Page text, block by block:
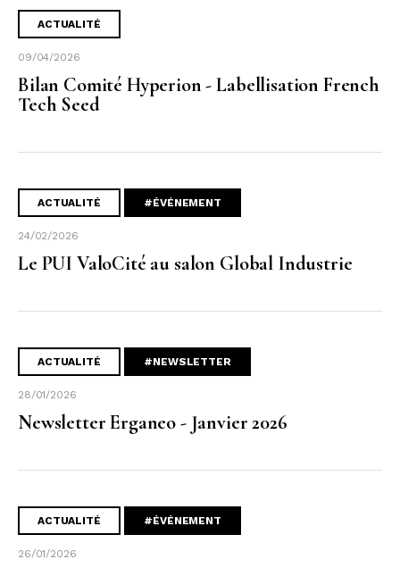
ACTUALITÉ
09/04/2026
Bilan Comité Hyperion - Labellisation French
Tech Seed
ACTUALITÉ #ÉVÉNEMENT
24/02/2026
Le PUI ValoCité au salon Global Industrie
ACTUALITÉ #NEWSLETTER
28/01/2026
Newsletter Erganeo - Janvier 2026
ACTUALITÉ #ÉVÉNEMENT
26/01/2026